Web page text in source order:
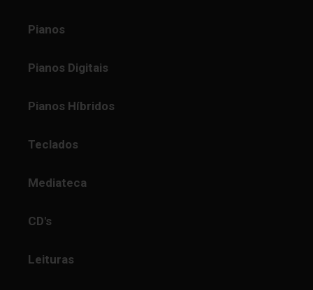
Pianos
Pianos Digitais
Pianos Híbridos
Teclados
Mediateca
CD's
Leituras